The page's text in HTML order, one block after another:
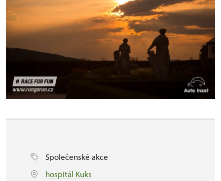
Společenské akce
hospitál Kuks